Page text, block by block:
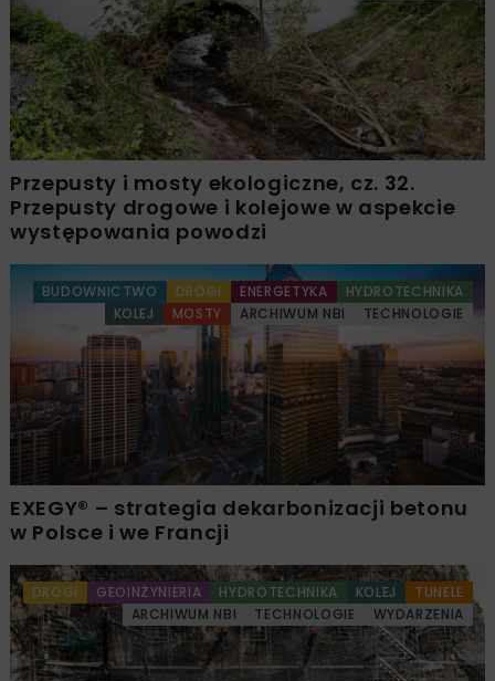
Przepusty i mosty ekologiczne, cz. 32.
Przepusty drogowe i kolejowe w aspekcie
występowania powodzi
BUDOWNICTWO DROGI ENERGETYKA
HYDROTECHNIKA
KOLEJ
MOSTY ARCHIWUM NBI TECHNOLOGIE
EXEGY® – strategia dekarbonizacji betonu
w Polsce i we Francji
DROGI GEOINŻYNIERIA HYDROTECHNIKA KOLEJ
TUNELE
ARCHIWUM NBI
TECHNOLOGIE WYDARZENIA